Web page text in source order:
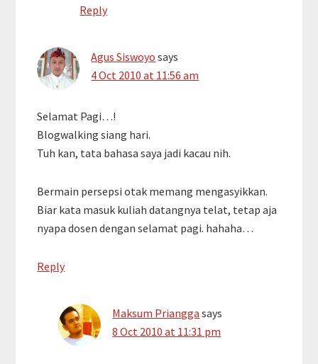
Reply
Agus Siswoyo says
4 Oct 2010 at 11:56 am
Selamat Pagi…!
Blogwalking siang hari.
Tuh kan, tata bahasa saya jadi kacau nih.
Bermain persepsi otak memang mengasyikkan.
Biar kata masuk kuliah datangnya telat, tetap aja
nyapa dosen dengan selamat pagi. hahaha…
Reply
Maksum Priangga says
8 Oct 2010 at 11:31 pm